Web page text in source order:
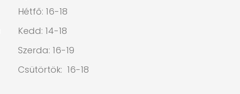
Hétfő: 16-18
Kedd: 14-18
Szerda: 16-19
Csütörtök: 16-18